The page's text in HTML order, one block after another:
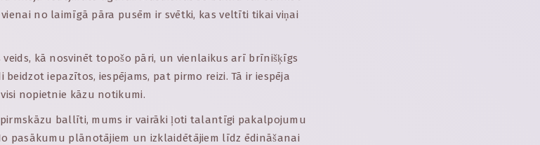
no laimīgā pāra pusēm ir svētki, kas veltīti tikai viņai
kā nosvinēt topošo pāri, un vienlaikus arī brīnišķīgs
iepazītos, iespējams, pat pirmo reizi. Tā ir iespēja
nopietnie kāzu notikumi.
ballīti, mums ir vairāki ļoti talantīgi pakalpojumu
pasākumu plānotājiem un izklaidētājiem līdz ēdināšanai